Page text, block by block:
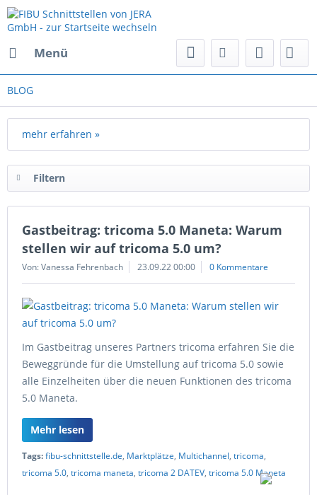
Menü
BLOG
mehr erfahren »
Filtern
Gastbeitrag: tricoma 5.0 Maneta: Warum
stellen wir auf tricoma 5.0 um?
Von: Vanessa Fehrenbach 23.09.22 00:00 0 Kommentare
Im Gastbeitrag unseres Partners tricoma erfahren Sie die
Beweggründe für die Umstellung auf tricoma 5.0 sowie
alle Einzelheiten über die neuen Funktionen des tricoma
5.0 Maneta.
Mehr lesen
Tags:fibu-schnittstelle.de, Marktplätze, Multichannel, tricoma,
tricoma 5.0, tricoma maneta, tricoma 2 DATEV, tricoma 5.0 Maneta